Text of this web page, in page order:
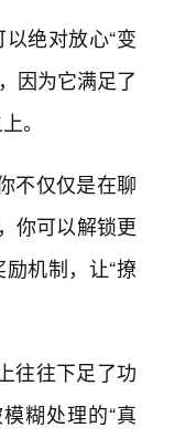
绝对放心“变
因为它满足了
。
不仅仅是在聊
你可以解锁更
机制，让“撩
往往下足了功
糊处理的“真